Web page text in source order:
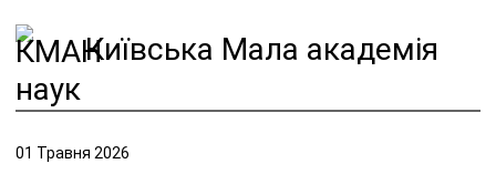
Київська Мала академія
наук
01 Травня 2026